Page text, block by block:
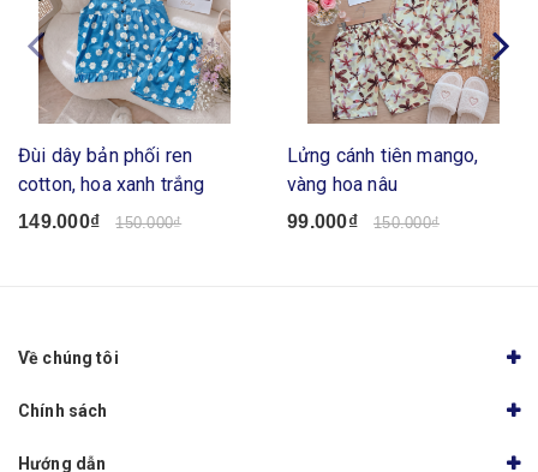
Đùi dây bản phối ren
cotton, hoa xanh trắng
149.000₫ 150.000₫
Lửng cánh tiên mango,
vàng hoa nâu
99.000₫ 150.000₫
Về chúng tôi
Chính sách
Hướng dẫn